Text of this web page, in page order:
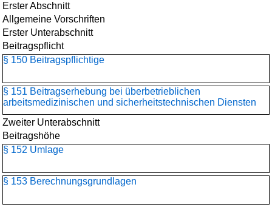
Erster Abschnitt
Allgemeine Vorschriften
Erster Unterabschnitt
Beitragspflicht
§ 150 Beitragspflichtige
§ 151 Beitragserhebung bei überbetrieblichen
arbeitsmedizinischen und sicherheitstechnischen Diensten
Zweiter Unterabschnitt
Beitragshöhe
§ 152 Umlage
§ 153 Berechnungsgrundlagen